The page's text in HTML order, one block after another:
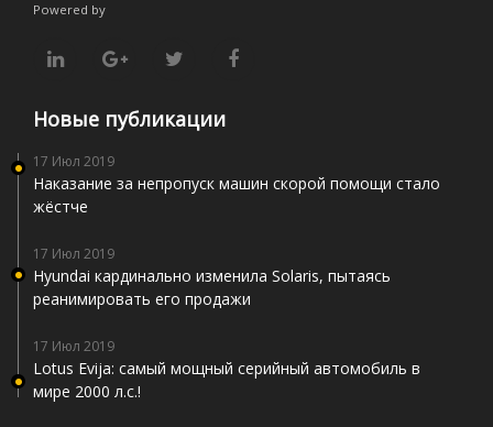
Powered by
Новые публикации
17 Июл 2019
Наказание за непропуск машин скорой помощи стало
жёстче
17 Июл 2019
Hyundai кардинально изменила Solaris, пытаясь
реанимировать его продажи
17 Июл 2019
Lotus Evija: самый мощный серийный автомобиль в
мире 2000 л.с.!